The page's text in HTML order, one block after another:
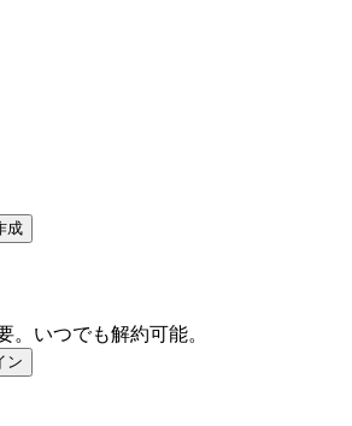
成
。いつでも解約可能。
ン